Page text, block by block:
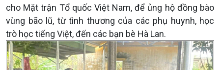
cho Mặt trận Tổ quốc Việt Nam, để ủng hộ đồng bào
vùng bão lũ, từ tình thương của các phụ huynh, học
trò học tiếng Việt, đến các bạn bè Hà Lan.